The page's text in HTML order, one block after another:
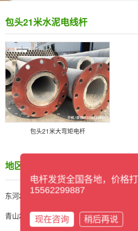
包头21米水泥电线杆
包头21米大弯矩电杆
地区产品
东河21米水泥电线杆
昆都仑21米水泥电
青山21米水泥电线杆
石拐21米水泥电线杆
电杆发货全国各地，价格
15562299887
现在咨询 稍后再说